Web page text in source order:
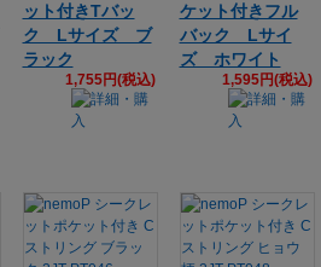
ット付きTバッ
ク Lサイズ ブ
ラック
1,755円(税込)
ケット付きフル
バック Lサイ
ズ ホワイト
1,595円(税込)